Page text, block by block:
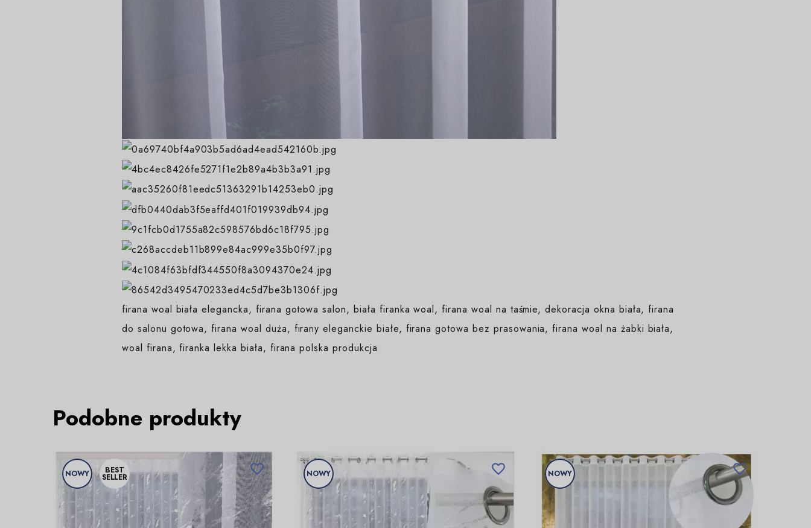
firana woal biała elegancka, firana gotowa salon, biała firanka woal, firana woal na taśmie, dekoracja okna biała, firana
do salonu gotowa, firana woal duża, firany eleganckie białe, firana gotowa bez prasowania, firana woal na żabki biała,
woal firana, firanka lekka biała, firana polska produkcja
Podobne produkty
NOWY BEST
SELLER
 NOWY  NOWY 